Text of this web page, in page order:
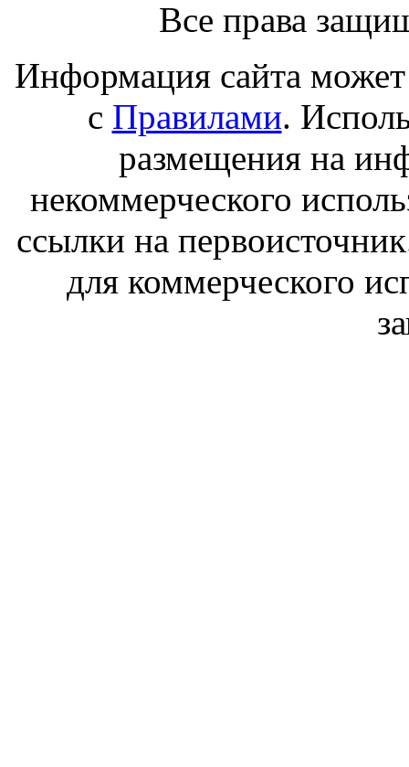
Все права
Информация сайта может
с Правилами.
размещения на
некоммерческого
ссылки на
для коммерческого